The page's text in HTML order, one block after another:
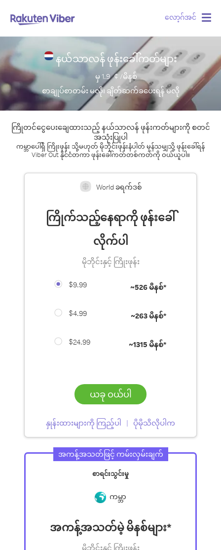
လော့ဂ်အင်
နယ်သာလန် ဖုန်းခေါ်ကတ်များ
မှ1.9 ¢ /မိနစ်
စာချုပ်စာတမ်း မလို၊ ချိတ်ဆက်ခပေးရန် မလို
ကြိုတင်ငွေပေးချေထားသည့် နယ်သာလန် ဖုန်းကတ်များကို စတင်
အသုံးပြုပါ
ကမ္ဘာပေါ်ရှိ ကြိုးဖုန်း သို့မဟုတ် မိုဘိုင်းဖုန်းနံပါတ် မှန်သမျှသို့ ဖုန်းခေါ်ရန်
Viber Out နိုင်ငံတကာ ဖုန်းခေါ်ကတ်တစ်ကတ်ကို ဝယ်ယူပါ။
World ခရက်ဒစ်
ကြိုက်သည့်နေရာကို ဖုန်းခေါ်
လိုက်ပါ
မိုဘိုင်းနှင့် ကြိုးဖုန်း
$9.99 ~526 မိနစ်*
$4.99 ~263 မိနစ်*
$24.99 ~1315 မိနစ်*
ယခု ဝယ်ပါ
နှုန်းထားများကို ကြည့်ပါ ပိုမိုသိလိုပါက
အကန့်အသတ်ဖြင့် ကမ်းလှမ်းချက်
စာရင်းသွင်းမှု
ကမ္ဘာ
အကန့်အသတ်မဲ့ မိနစ်များ*
မိုဘိုင်းနှင့် ကြိုးဖုန်း